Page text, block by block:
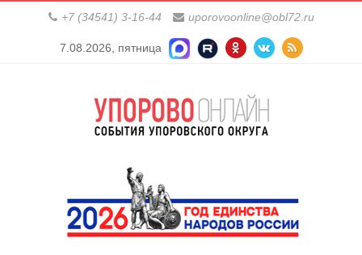
+7 (34541) 3-16-44 uporovoonline@obl72.ru
7.08.2026, пятница